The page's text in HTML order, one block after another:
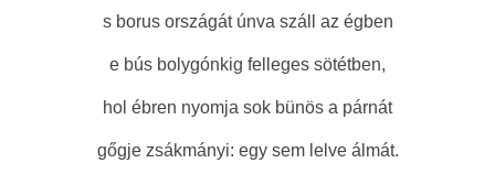
s borus országát únva száll az égben
e bús bolygónkig felleges sötétben,
hol ébren nyomja sok bünös a párnát
gőgje zsákmányi: egy sem lelve álmát.